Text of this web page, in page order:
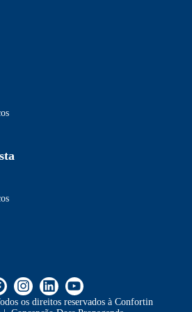
os direitos reservados à Confortin